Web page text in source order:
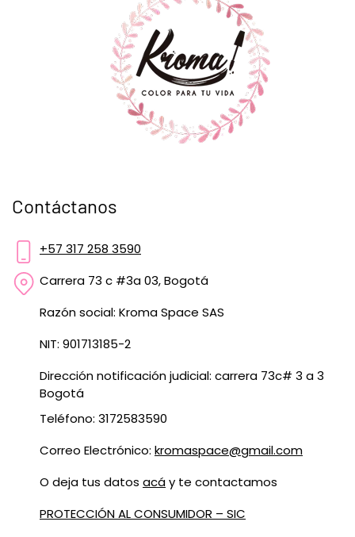
Contáctanos
+57 317 258 3590
Carrera 73 c #3a 03, Bogotá
Razón social: Kroma Space SAS
NIT: 901713185-2
Dirección notificación judicial: carrera 73c# 3 a 3
Bogotá
Teléfono: 3172583590
Correo Electrónico: kromaspace@gmail.com
O deja tus datos acáy te contactamos
PROTECCIÓN AL CONSUMIDOR – SIC